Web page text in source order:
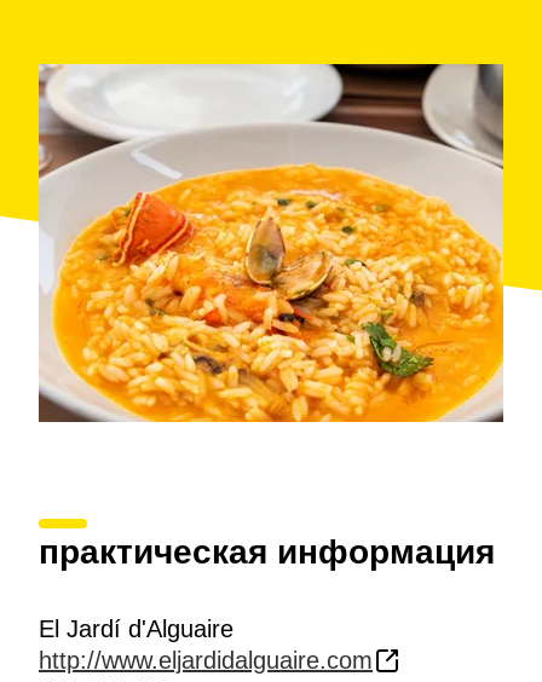
практическая информация
El Jardí d'Alguaire
http://www.eljardidalguaire.com